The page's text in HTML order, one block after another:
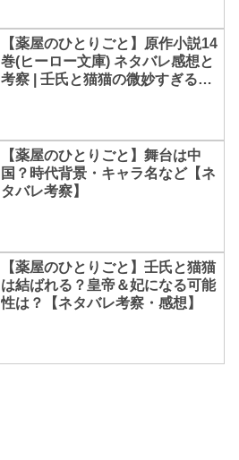
【薬屋のひとりごと】原作小説14
巻(ヒーロー文庫) ネタバレ感想と
考察 | 壬氏と猫猫の微妙すぎる空
【薬屋のひとりごと】舞台は中
国？時代背景・キャラ名など【ネ
タバレ考察】
【薬屋のひとりごと】壬氏と猫猫
は結ばれる？皇帝＆妃になる可能
性は？【ネタバレ考察・感想】